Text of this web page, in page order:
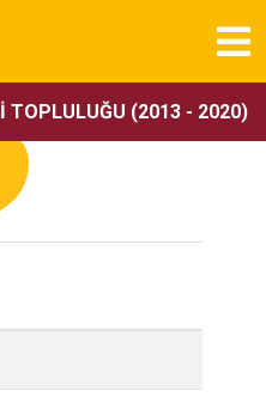
TOPLULUĞU (2013 - 2020)